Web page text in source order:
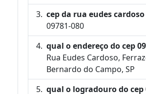
cep da rua eudes cardoso
09781-080
qual o endereço do cep
Rua Eudes Cardoso,
Bernardo do Campo, SP
qual o logradouro do cep